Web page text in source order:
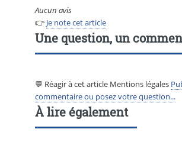
Aucun avis
👉 Je note cet article
Une question, un
💬 Réagir à cet article Mentions légales
commentaire ou posez votre question...
À lire également